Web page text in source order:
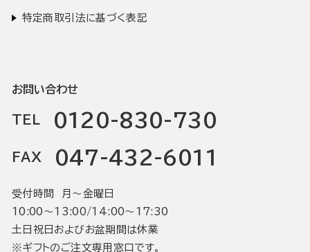
特定商取引法に基づく表記
お問い合わせ
TEL 0120-830-730
FAX 047-432-6011
受付時間 月〜金曜日
10:00〜13:00/14:00〜17:30
土日祝日およびお盆期間は休業
※ギフトのご注文専用窓口です。